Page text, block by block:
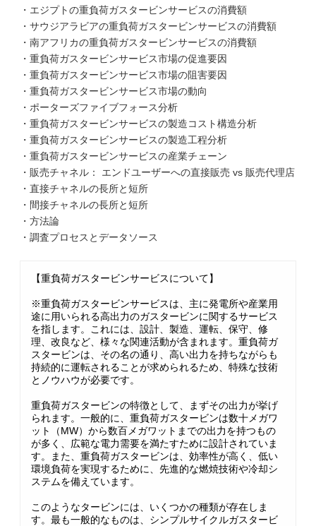
・エジプトの重負荷ガスタービンサービスの消費額
・サウジアラビアの重負荷ガスタービンサービスの消費額
・南アフリカの重負荷ガスタービンサービスの消費額
・重負荷ガスタービンサービス市場の促進要因
・重負荷ガスタービンサービス市場の阻害要因
・重負荷ガスタービンサービス市場の動向
・ポーターズファイブフォース分析
・重負荷ガスタービンサービスの製造コスト構造分析
・重負荷ガスタービンサービスの製造工程分析
・重負荷ガスタービンサービスの産業チェーン
・販売チャネル： エンドユーザーへの直接販売 vs 販売代理店
・直接チャネルの長所と短所
・間接チャネルの長所と短所
・方法論
・調査プロセスとデータソース
【重負荷ガスタービンサービスについて】
※重負荷ガスタービンサービスは、主に発電所や産業用
途に用いられる高出力のガスタービンに関するサービス
を指します。これには、設計、製造、運転、保守、修
理、改良など、様々な関連活動が含まれます。重負荷ガ
スタービンは、その名の通り、高い出力を持ちながらも
持続的に運転されることが求められるため、特殊な技術
とノウハウが必要です。
重負荷ガスタービンの特徴として、まずその出力が挙げ
られます。一般的に、重負荷ガスタービンは数十メガワ
ット（MW）から数百メガワットまでの出力を持つもの
が多く、広範な電力需要を満たすために設計されていま
す。また、重負荷ガスタービンは、効率性が高く、低い
環境負荷を実現するために、先進的な燃焼技術や冷却シ
ステムを備えています。
このようなタービンには、いくつかの種類が存在しま
す。最も一般的なものは、シンプルサイクルガスタービ